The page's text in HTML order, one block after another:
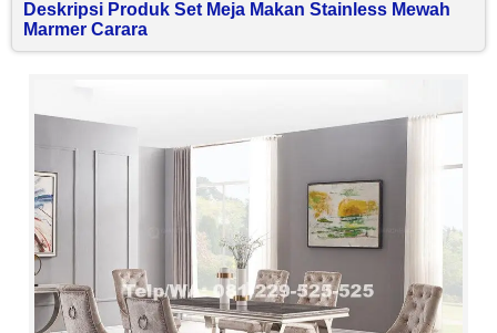
Deskripsi Produk Set Meja Makan Stainless Mewah
Marmer Carara